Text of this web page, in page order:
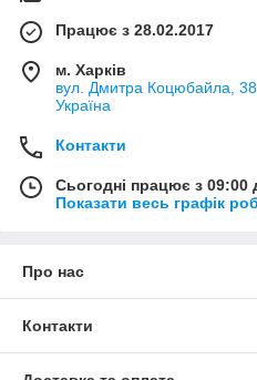
Працює з 28.02.2017
м. Харків
вул. Дмитра Коцюбайла,
Україна
Контакти
Сьогодні працює з 09:00
Показати весь графік
Про нас
Контакти